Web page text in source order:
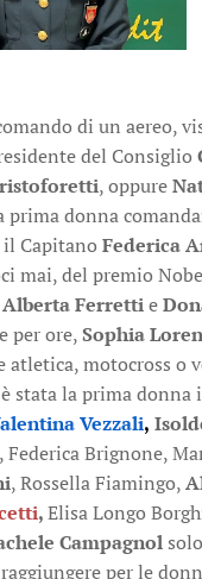
di un aereo,
del Consiglio
, oppure
prima donna
il Capitano Federica
mai, del premio
Alberta Ferrettie
per ore,Sophia Loren
motocross o
è stata la prima donna
Vezzali,
Federica Brignone,
, Rossella Fiamingo,
,Elisa Longo
Campagnol
per le